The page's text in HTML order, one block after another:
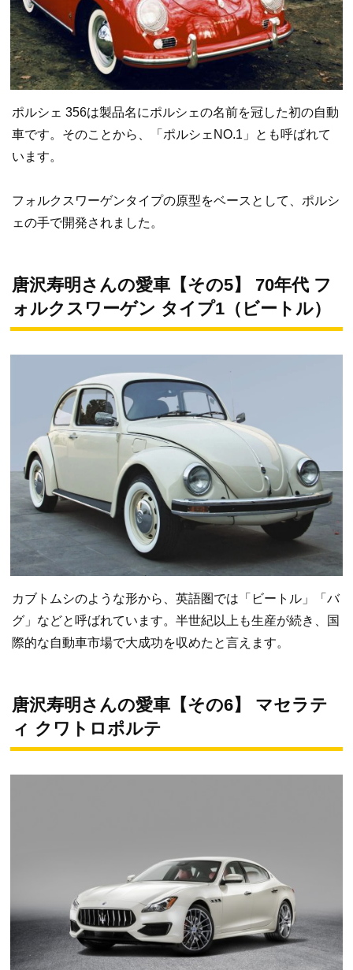
ポルシェ 356は製品名にポルシェの名前を冠した初の自動
車です。そのことから、「ポルシェNO.1」とも呼ばれて
います。
フォルクスワーゲンタイプの原型をベースとして、ポルシ
ェの手で開発されました。
唐沢寿明さんの愛車【その5】 70年代 フ
ォルクスワーゲン タイプ1（ビートル）
カブトムシのような形から、英語圏では「ビートル」「バ
グ」などと呼ばれています。半世紀以上も生産が続き、国
際的な自動車市場で大成功を収めたと言えます。
唐沢寿明さんの愛車【その6】 マセラテ
ィ クワトロポルテ